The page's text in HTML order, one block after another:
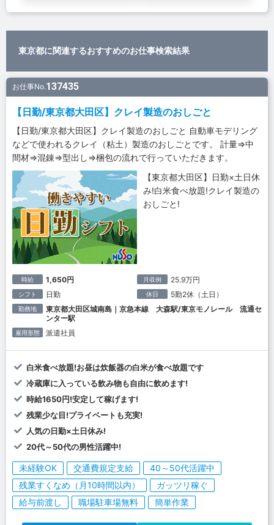
東京都に関連するおすすめのお仕事検索結果
お仕事No.137435
【日勤/東京都大田区】クレイ製造のおしごと
【日勤/東京都大田区】クレイ製造のおしごと 自動車モデリング
などで使われるクレイ（粘土）製造のおしごとです。 計量⇒中
間材⇒混錬⇒型出し⇒梱包の流れで行っていただきます。
【東京都大田区】日勤×土日休
み!白米食べ放題!クレイ製造の
おしごと!
時給 1,650円 月収例 25.9万円
シフト 日勤 休日 5勤2休（土日）
勤務地
東京都大田区城南島｜京急本線 大森駅/東京モノレール 流通セ
ンター駅
雇用形態 派遣社員
白米食べ放題!お昼は炊飯器の白米が食べ放題です
冷蔵庫に入っている飲み物も自由に飲めます!
時給1650円!安定して稼げます!
残業少な目!プライベートも充実!
人気の日勤×土日休み!
20代～50代の男性活躍中!
未経験OK 交通費規定支給
40～50代活躍中
残業すくなめ（月10時間以内）
ガッツリ稼ぐ
給与前渡し
職場駐車場無料 簡単作業